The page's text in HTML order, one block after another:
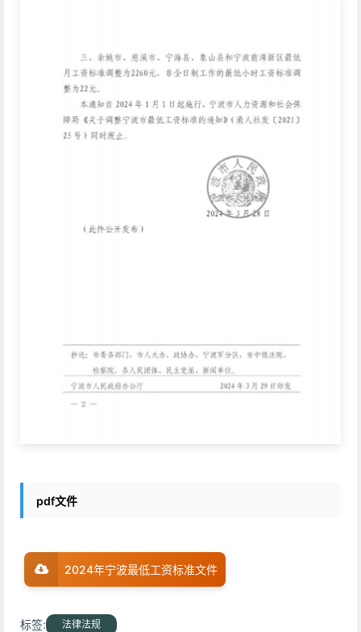
pdf文件
2024年宁波最低工资标准文件
标签: 法律法规